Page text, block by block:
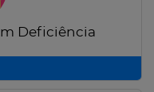
Deficiência